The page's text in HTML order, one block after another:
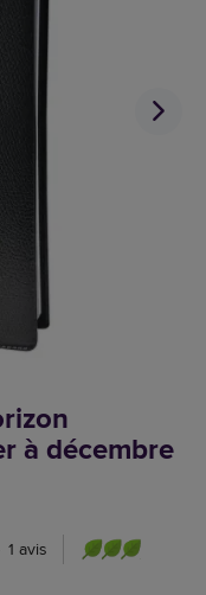
à décembre
1 avis